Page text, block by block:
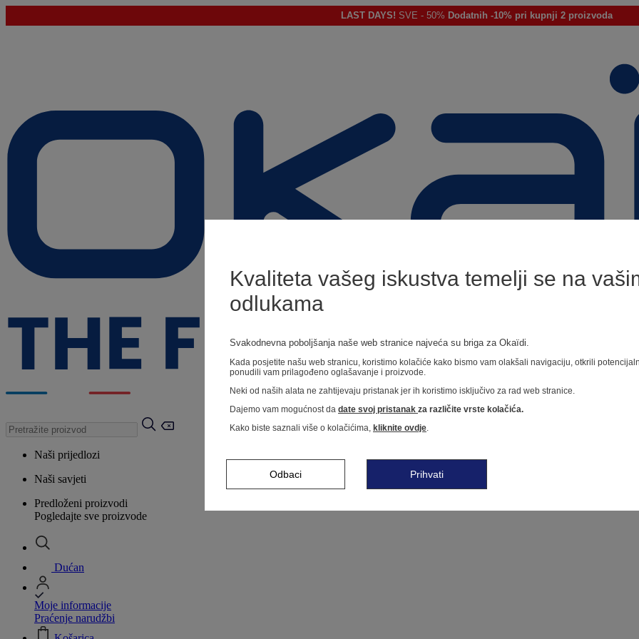
LAST DAYS! SVE - 50% Dodatnih -10% pri kupnji 2 proizvoda
Naši prijedlozi
Naši savjeti
Predloženi proizvodi
Pogledajte sve proizvode
Dućan
Moje informacije
Praćenje narudžbi
Kvaliteta vašeg iskustva temelji se na
odlukama
Svakodnevna poboljšanja naše web stranice najveća su briga za Okaïdi.
Kada posjetite našu web stranicu, koristimo kolačiće kako bismo vam olakšali navigaciju, otkrili
ponudili vam prilagođeno oglašavanje i proizvode.
Neki od naših alata ne zahtijevaju pristanak jer ih koristimo isključivo za rad web stranice.
Dajemo vam mogućnost da date svoj pristanak za različite vrste kolačića.
Kako biste saznali više o kolačićima, kliknite ovdje.
Odbaci Prihvati